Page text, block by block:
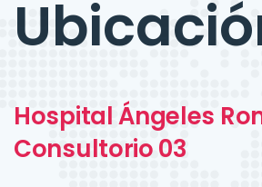
Hospital Ángeles
Consultorio 03